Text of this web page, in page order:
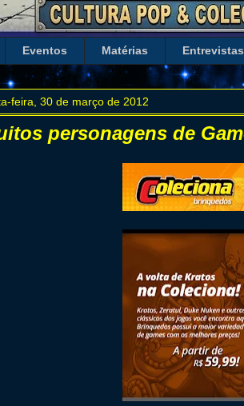
Eventos Matérias Entrevistas
feira, 30 de março de 2012
personagens de